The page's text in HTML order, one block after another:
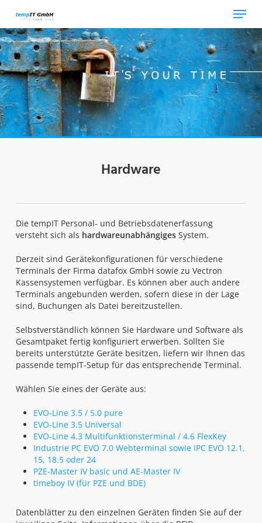
main
content
Menu
Hardware
Die tempIT Personal- und Betriebsdatenerfassung
versteht sich als hardwareunabhängiges System.
Derzeit sind Gerätekonfigurationen für verschiedene
Terminals der Firma datafox GmbH sowie zu Vectron
Kassensystemen verfügbar. Es können aber auch andere
Terminals angebunden werden, sofern diese in der Lage
sind, Buchungen als Datei bereitzustellen.
Selbstverständlich können Sie Hardware und Software als
Gesamtpaket fertig konfiguriert erwerben. Sollten Sie
bereits unterstützte Geräte besitzen, liefern wir Ihnen das
passende tempIT-Setup für das entsprechende Terminal.
Wählen Sie eines der Geräte aus:
EVO-Line 3.5 / 5.0 pure
EVO-Line 3.5 Universal
EVO-Line 4.3 Multifunktionsterminal / 4.6 FlexKey
Industrie PC EVO 7.0 Webterminal sowie IPC EVO 12.1,
15, 18.5 oder 24
PZE-Master IV basic und AE-Master IV
timeboy IV (für PZE und BDE)
Datenblätter zu den einzelnen Geräten finden Sie auf der